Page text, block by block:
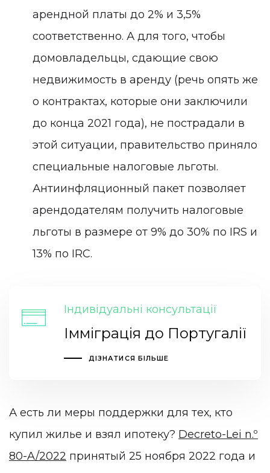
арендной платы до 2% и 3,5%
соответственно. А для того, чтобы
домовладельцы, сдающие свою
недвижимость в аренду (речь опять же
о контрактах, которые они заключили
до конца 2021 года), не пострадали в
этой ситуации, правительство приняло
специальные налоговые льготы.
Антиинфляционный пакет позволяет
арендодателям получить налоговые
льготы в размере от 9% до 30% по IRS и
13% по IRC.
Індивідуальні консультації
Імміграція до Португалії
ДІЗНАТИСЯ БІЛЬШЕ
А есть ли меры поддержки для тех, кто
купил жилье и взял ипотеку? Decreto-Lei n.º
80-A/2022 принятый 25 ноября 2022 года и